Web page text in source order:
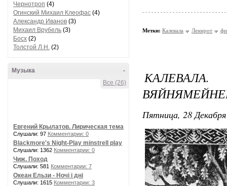
Чернотроп (4)
Огинский Михаил Клеофас (4)
Александр Иванов (3)
Михаил Врубель (3)
Босх (2)
Толстой Л.Н. (2)
-
Музыка
Все (26)
Евгений Крылатов. Лирическая тема
Слушали: 97 Комментарии: 0
Blackmore's Night-Play minstrell play
Слушали: 1362 Комментарии: 0
Чиж. Поход
Слушали: 581 Комментарии: 7
Океан Ельзи - Ночі і дні
Слушали: 1615 Комментарии: 3
Метки: Калевала Леннрот
Пятница, 28